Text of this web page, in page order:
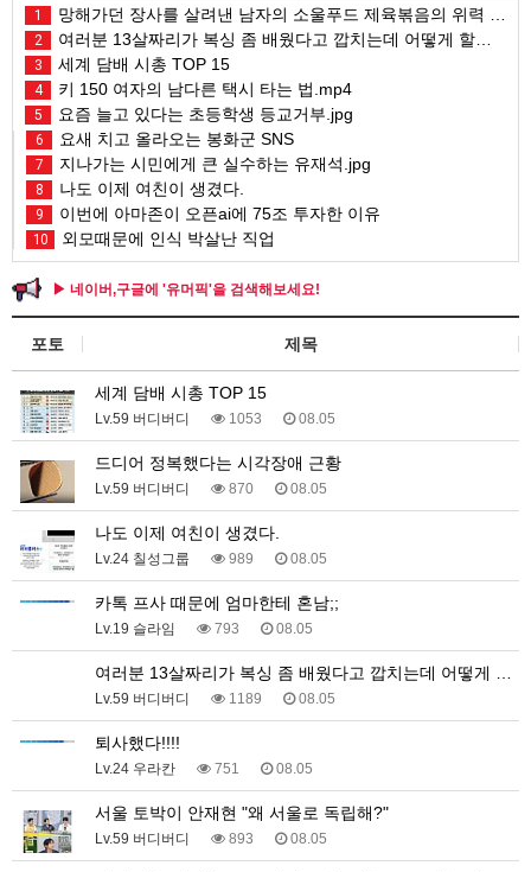
1 망해가던 장사를 살려낸 남자의 소울푸드 제육볶음의 위력 ㅋㅋ
2 여러분 13살짜리가 복싱 좀 배웠다고 깝치는데 어떻게 할까요?
3 세계 담배 시총 TOP 15
4 키 150 여자의 남다른 택시 타는 법.mp4
5 요즘 늘고 있다는 초등학생 등교거부.jpg
6 요새 치고 올라오는 봉화군 SNS
7 지나가는 시민에게 큰 실수하는 유재석.jpg
8 나도 이제 여친이 생겼다.
9 이번에 아마존이 오픈ai에 75조 투자한 이유
10 외모때문에 인식 박살난 직업
▶ 네이버,구글에 '유머픽'을 검색해보세요!
포토 제목
세계 담배 시총 TOP 15
Lv.59 버디버디 1053 08.05
드디어 정복했다는 시각장애 근황
Lv.59 버디버디 870 08.05
나도 이제 여친이 생겼다.
Lv.24 칠성그룹 989 08.05
카톡 프사 때문에 엄마한테 혼남;;
Lv.19 슬라임 793 08.05
여러분 13살짜리가 복싱 좀 배웠다고 깝치는데 어떻게 …
Lv.59 버디버디 1189 08.05
퇴사했다!!!!
Lv.24 우라칸 751 08.05
서울 토박이 안재현 "왜 서울로 독립해?"
Lv.59 버디버디 893 08.05